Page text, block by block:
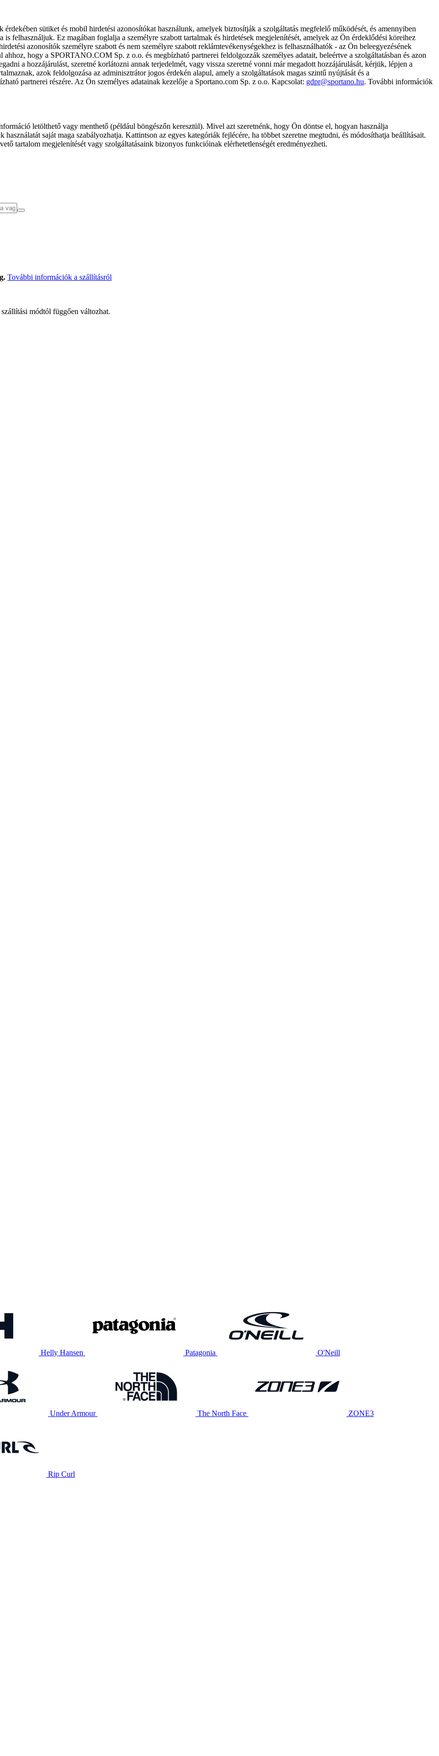
sütiket és mobil hirdetési azonosítókat használunk, amelyek biztosítják a szolgáltatás megfelelő működését, és amennyiben
is felhasználjuk. Ez magában foglalja a személyre szabott tartalmak és hirdetések megjelenítését, amelyek az Ön érdeklődési köreihez
azonosítók személyre szabott és nem személyre szabott reklámtevékenységekhez is felhasználhatók - az Ön beleegyezésének
hogy a SPORTANO.COM Sp. z o.o. és megbízható partnerei feldolgozzák személyes adatait, beleértve a szolgáltatásban és azon
a hozzájárulást, szeretné korlátozni annak terjedelmét, vagy vissza szeretné vonni már megadott hozzájárulását, kérjük, lépjen a
azok feldolgozása az adminisztrátor jogos érdekén alapul, amely a szolgáltatások magas szintű nyújtását és a
partnerei részére. Az Ön személyes adatainak kezelője a Sportano.com Sp. z o.o. Kapcsolat: gdpr@sportano.hu. További információk
letölthető vagy menthető (például böngészőn keresztül). Mivel azt szeretnénk, hogy Ön döntse el, hogyan használja
saját maga szabályozhatja. Kattintson az egyes kategóriák fejlécére, ha többet szeretne megtudni, és módosíthatja beállításait.
tartalom megjelenítését vagy szolgáltatásaink bizonyos funkcióinak elérhetetlenségét eredményezheti.
További információk a szállításról
módtól függően változhat.
Helly Hansen Patagonia O'Neill
Under Armour The North Face ZONE3
Rip Curl